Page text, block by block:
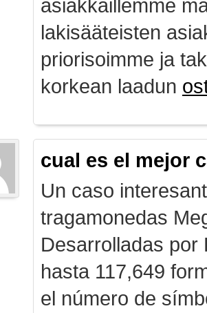
asiakkaillemme
lakisääteisten
priorisoimme ja
korkean laadun
cual es el mejor
Un caso
tragamonedas
Desarrolladas por
hasta 117,649
el número de